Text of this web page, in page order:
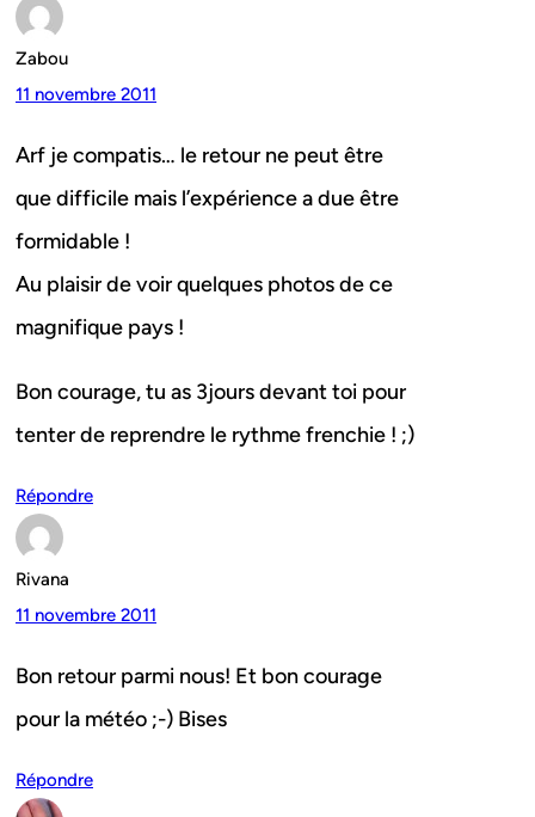
Zabou
11 novembre 2011
Arf je compatis… le retour ne peut être
que difficile mais l’expérience a due être
formidable !
Au plaisir de voir quelques photos de ce
magnifique pays !
Bon courage, tu as 3jours devant toi pour
tenter de reprendre le rythme frenchie ! ;)
Répondre
Rivana
11 novembre 2011
Bon retour parmi nous! Et bon courage
pour la météo ;-) Bises
Répondre